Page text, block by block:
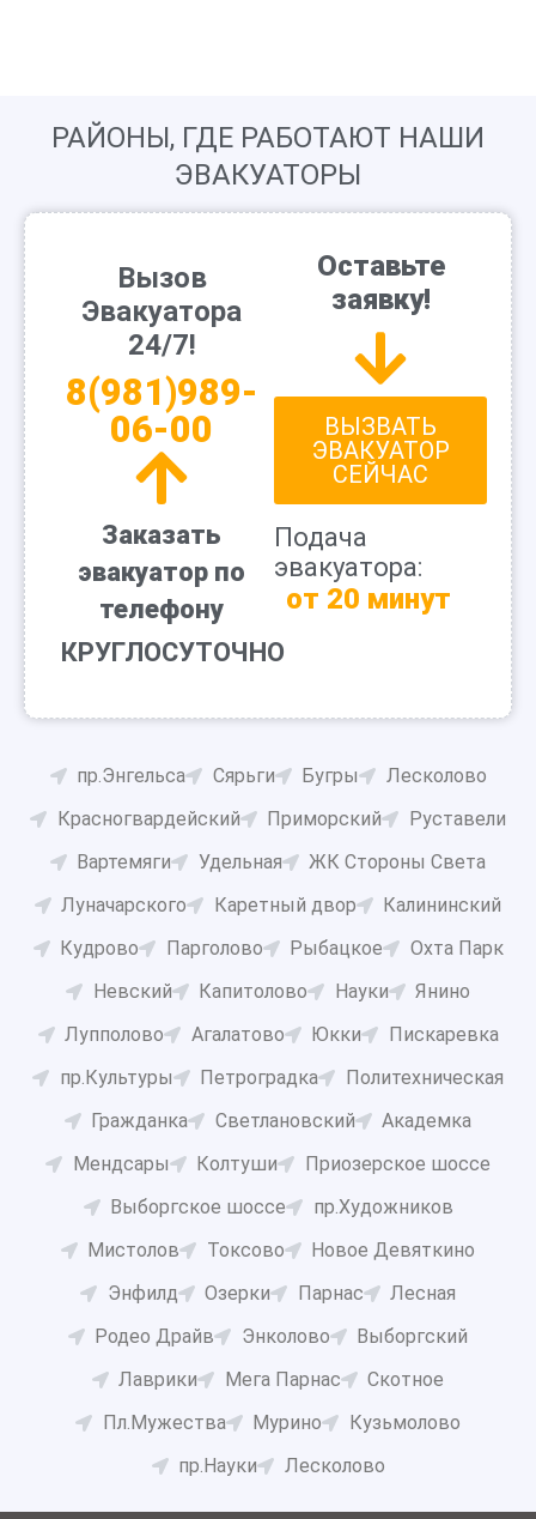
РАЙОНЫ, ГДЕ РАБОТАЮТ НАШИ
ЭВАКУАТОРЫ
Вызов
Эвакуатора
24/7!
8(981)989-
06-00
Заказать
эвакуатор по
телефону
КРУГЛОСУТОЧНО
Оставьте
заявку!
ВЫЗВАТЬ
ЭВАКУАТОР
СЕЙЧАС
Подача
эвакуатора:
от 20 минут
пр.Энгельса Сярьги Бугры
Лесколово
Красногвардейский
Приморский
Руставели
Вартемяги
Удельная
ЖК Стороны Света
Луначарского
Каретный двор
Калининский
Кудрово
Парголово Рыбацкое
Охта Парк
Невский
Капитолово Науки
Янино
Лупполово
Агалатово Юкки
Пискаревка
пр.Культуры
Петроградка
Политехническая
Гражданка
Светлановский
Академка
Мендсары
Колтуши
Приозерское шоссе
Выборгское шоссе
пр.Художников
Мистолов
Токсово
Новое Девяткино
Энфилд
Озерки Парнас
Лесная
Родео Драйв
Энколово
Выборгский
Лаврики
Мега Парнас
Скотное
Пл.Мужества
Мурино
Кузьмолово
пр.Науки
Лесколово